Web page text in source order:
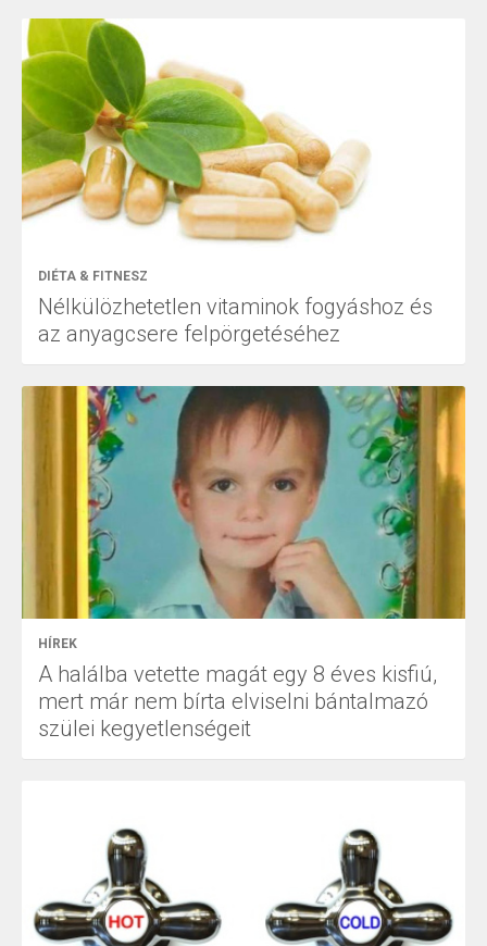
DIÉTA & FITNESZ
Nélkülözhetetlen vitaminok fogyáshoz és
az anyagcsere felpörgetéséhez
HÍREK
A halálba vetette magát egy 8 éves kisfiú,
mert már nem bírta elviselni bántalmazó
szülei kegyetlenségeit